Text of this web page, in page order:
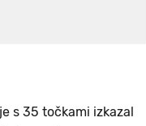
s 35 točkami izkazal